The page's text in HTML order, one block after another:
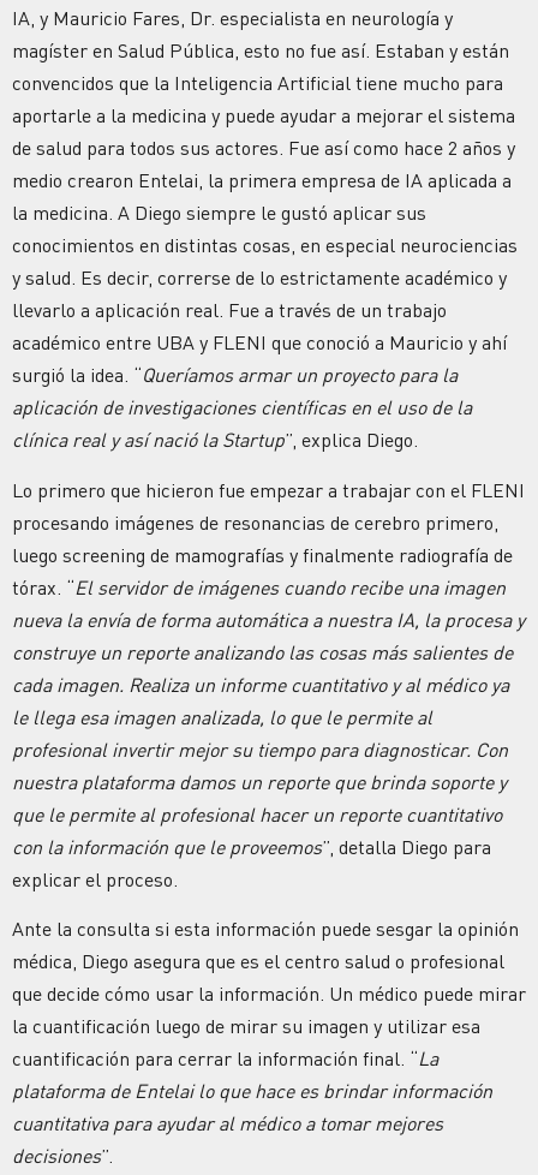
IA, y Mauricio Fares, Dr. especialista en neurología y
magíster en Salud Pública, esto no fue así. Estaban y están
convencidos que la Inteligencia Artificial tiene mucho para
aportarle a la medicina y puede ayudar a mejorar el sistema
de salud para todos sus actores. Fue así como hace 2 años y
medio crearon Entelai, la primera empresa de IA aplicada a
la medicina. A Diego siempre le gustó aplicar sus
conocimientos en distintas cosas, en especial neurociencias
y salud. Es decir, correrse de lo estrictamente académico y
llevarlo a aplicación real. Fue a través de un trabajo
académico entre UBA y FLENI que conoció a Mauricio y ahí
surgió la idea. “Queríamos armar un proyecto para la
aplicación de investigaciones científicas en el uso de la
clínica real y así nació la Startup”, explica Diego.
Lo primero que hicieron fue empezar a trabajar con el FLENI
procesando imágenes de resonancias de cerebro primero,
luego screening de mamografías y finalmente radiografía de
tórax. “El servidor de imágenes cuando recibe una imagen
nueva la envía de forma automática a nuestra IA, la procesa y
construye un reporte analizando las cosas más salientes de
cada imagen. Realiza un informe cuantitativo y al médico ya
le llega esa imagen analizada, lo que le permite al
profesional invertir mejor su tiempo para diagnosticar. Con
nuestra plataforma damos un reporte que brinda soporte y
que le permite al profesional hacer un reporte cuantitativo
con la información que le proveemos”, detalla Diego para
explicar el proceso.
Ante la consulta si esta información puede sesgar la opinión
médica, Diego asegura que es el centro salud o profesional
que decide cómo usar la información. Un médico puede mirar
la cuantificación luego de mirar su imagen y utilizar esa
cuantificación para cerrar la información final. “La
plataforma de Entelai lo que hace es brindar información
cuantitativa para ayudar al médico a tomar mejores
decisiones”.